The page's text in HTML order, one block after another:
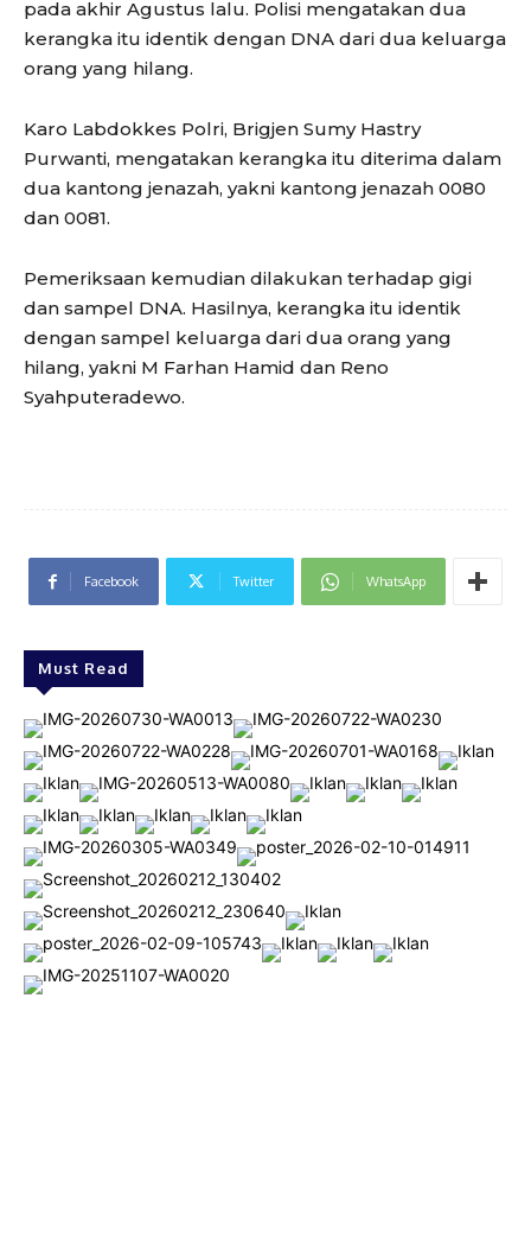
pada akhir Agustus lalu. Polisi mengatakan dua
kerangka itu identik dengan DNA dari dua keluarga
orang yang hilang.
Karo Labdokkes Polri, Brigjen Sumy Hastry
Purwanti, mengatakan kerangka itu diterima dalam
dua kantong jenazah, yakni kantong jenazah 0080
dan 0081.
Pemeriksaan kemudian dilakukan terhadap gigi
dan sampel DNA. Hasilnya, kerangka itu identik
dengan sampel keluarga dari dua orang yang
hilang, yakni M Farhan Hamid dan Reno
Syahputeradewo.
Facebook Twitter WhatsApp
Must Read